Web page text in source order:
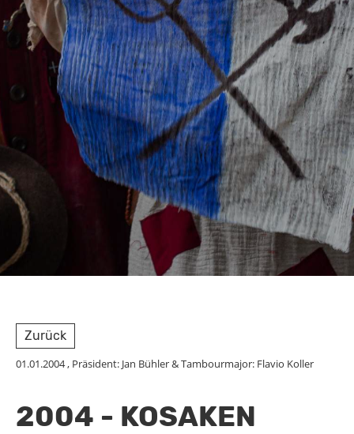
Zurück
01.01.2004, Präsident: Jan Bühler & Tambourmajor: Flavio Koller
2004 - KOSAKEN